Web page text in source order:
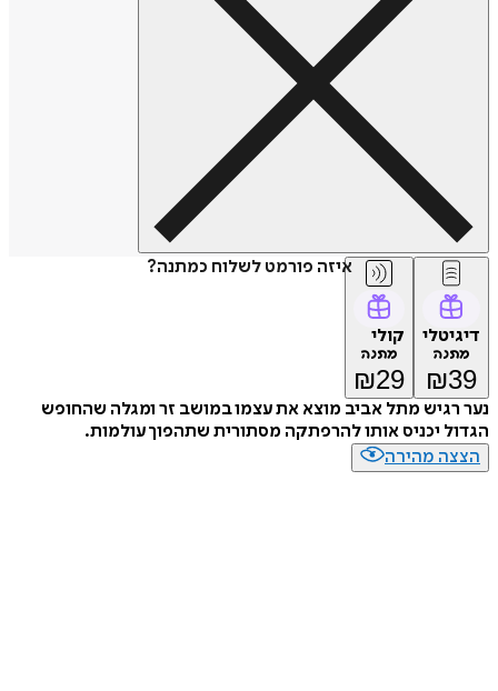
איזה פורמט לשלוח כמתנה?
דיגיטלי
מתנה
₪39
קולי
מתנה
₪29
נער רגיש מתל אביב מוצא את עצמו במושב זר ומגלה שהחופש
הגדול יכניס אותו להרפתקה מסתורית שתהפוך עולמות.
הצצה מהירה